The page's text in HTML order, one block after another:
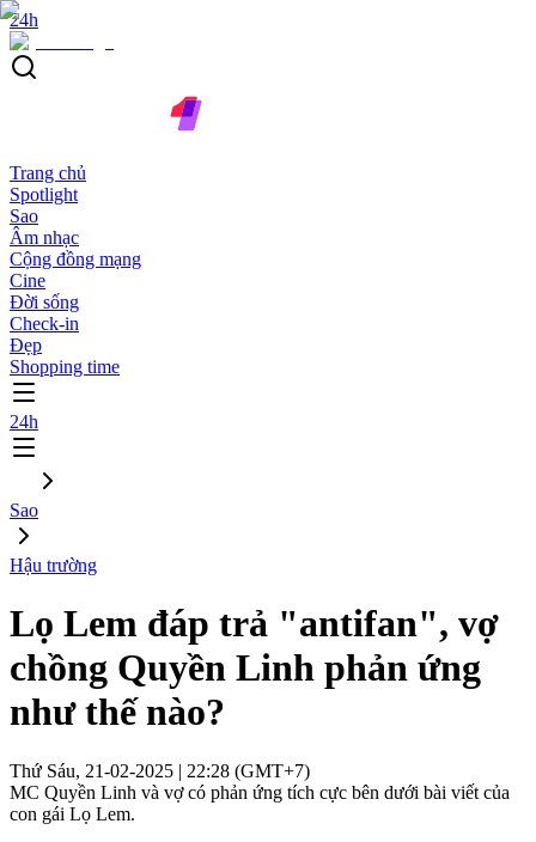
24h
Trang chủ
Spotlight
Sao
Âm nhạc
Cộng đồng mạng
Cine
Đời sống
Check-in
Đẹp
Shopping time
24h
Sao
Hậu trường
Lọ Lem đáp trả "antifan", vợ
chồng Quyền Linh phản ứng
như thế nào?
Thứ Sáu, 21-02-2025 | 22:28 (GMT+7)
MC Quyền Linh và vợ có phản ứng tích cực bên dưới bài viết của
con gái Lọ Lem.